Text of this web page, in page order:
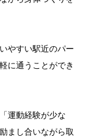
やすい駅近のパー
に通うことができ
運動経験が少な
まし合いながら取